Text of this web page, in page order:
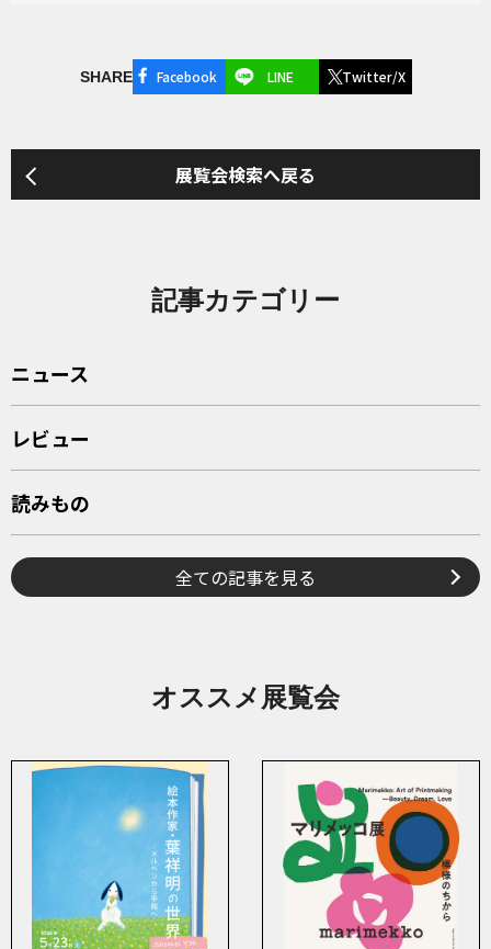
SHARE Facebook LINE Twitter/X
展覧会検索へ戻る
記事カテゴリー
ニュース
レビュー
読みもの
全ての記事を見る
オススメ展覧会